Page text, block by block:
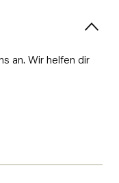
an. Wir helfen dir